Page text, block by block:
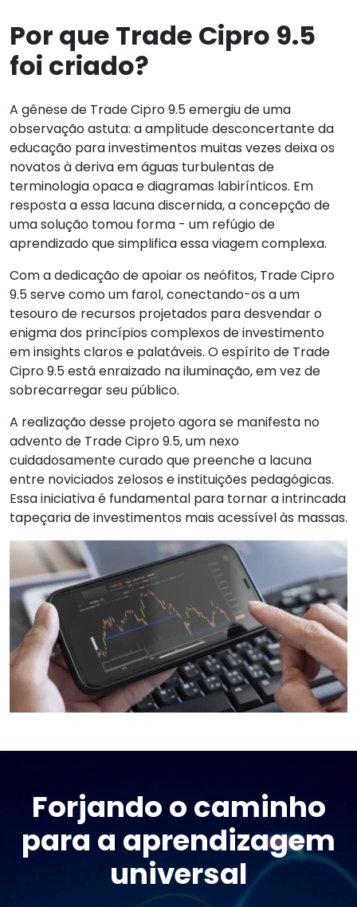
Por que Trade Cipro 9.5
foi criado?
A gênese de Trade Cipro 9.5 emergiu de uma
observação astuta: a amplitude desconcertante da
educação para investimentos muitas vezes deixa os
novatos à deriva em águas turbulentas de
terminologia opaca e diagramas labirínticos. Em
resposta a essa lacuna discernida, a concepção de
uma solução tomou forma - um refúgio de
aprendizado que simplifica essa viagem complexa.
Com a dedicação de apoiar os neófitos, Trade Cipro
9.5 serve como um farol, conectando-os a um
tesouro de recursos projetados para desvendar o
enigma dos princípios complexos de investimento
em insights claros e palatáveis. O espírito de Trade
Cipro 9.5 está enraizado na iluminação, em vez de
sobrecarregar seu público.
A realização desse projeto agora se manifesta no
advento de Trade Cipro 9.5, um nexo
cuidadosamente curado que preenche a lacuna
entre noviciados zelosos e instituições pedagógicas.
Essa iniciativa é fundamental para tornar a intrincada
tapeçaria de investimentos mais acessível às massas.
Forjando o caminho
para a aprendizagem
universal